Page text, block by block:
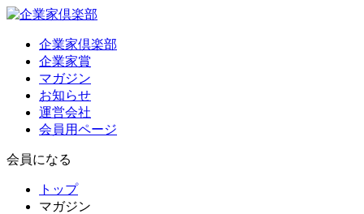
企業家倶楽部
企業家賞
マガジン
お知らせ
運営会社
会員用ページ
会員になる
トップ
マガジン